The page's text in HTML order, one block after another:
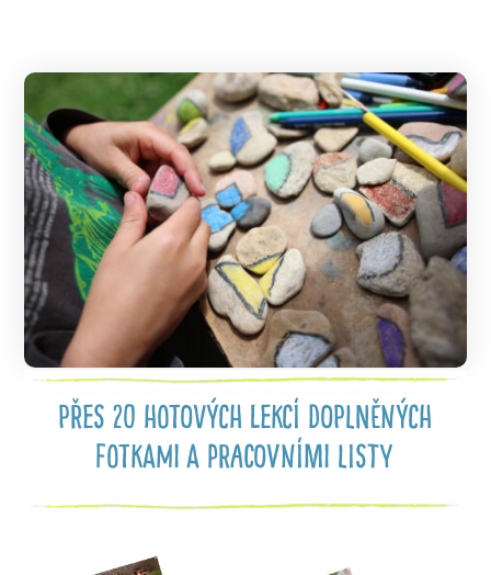
Přes 20 hotových lekcí doplněných
fotkami a pracovními listy